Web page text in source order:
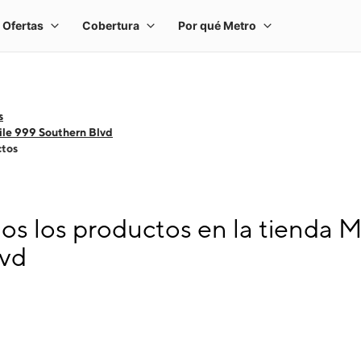
999 Southern Blvd
los productos en la tienda